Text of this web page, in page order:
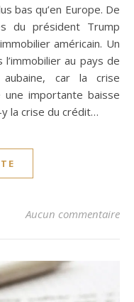
bas qu’en Europe. De
du président Trump
américain. Un
au pays de
car la crise
importante baisse
la crise du crédit…
Aucun commentaire